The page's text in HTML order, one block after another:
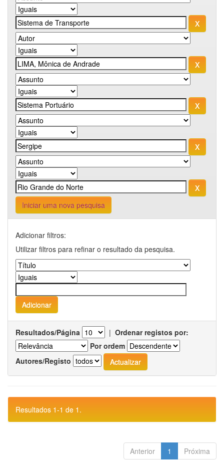
Iniciar uma nova pesquisa
Adicionar filtros:
Utilizar filtros para refinar o resultado da pesquisa.
Resultados/Página | Ordenar registos por:
Por ordem
Autores/Registo
Resultados 1-1 de 1.
Anterior 1 Próxima